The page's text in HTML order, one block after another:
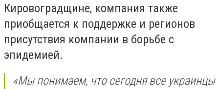
Кировоградщине, компания также
приобщается к поддержке и регионов
присутствия компании в борьбе с
эпидемией.
«Мы понимаем, что сегодня все украинцы